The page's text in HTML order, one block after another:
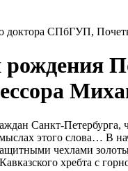
доктора СПбГУП,
Санкт-Петербурга,
этого слова… В
чехлами
хребта с